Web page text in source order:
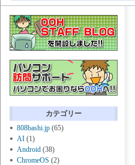
カテゴリー
808bashi.jp (65)
AI (1)
Android (38)
ChromeOS (2)